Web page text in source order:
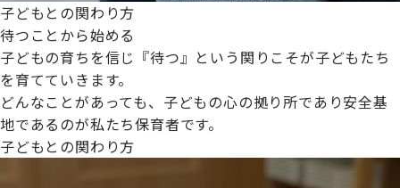
子どもとの関わり方
待つことから始める
子どもの育ちを信じ『待つ』という関りこそが子どもたち
を育てていきます。
どんなことがあっても、子どもの心の拠り所であり安全基
地であるのが私たち保育者です。
子どもとの関わり方